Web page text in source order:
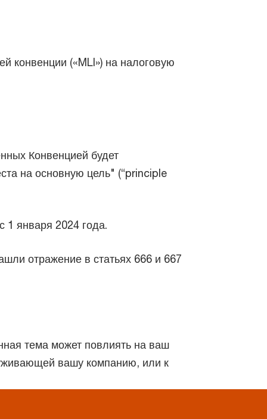
конвенции («MLI») на налоговую
Конвенцией будет
на основную цель" (“principle
1 января 2024 года.
отражение в статьях 666 и 667
тема может повлиять на ваш
вашу компанию, или к